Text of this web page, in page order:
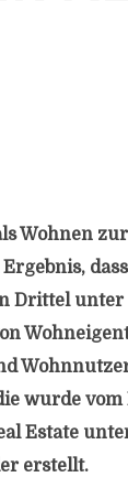
Wohnen
Drittel unter
wurde
Estate
erstellt.